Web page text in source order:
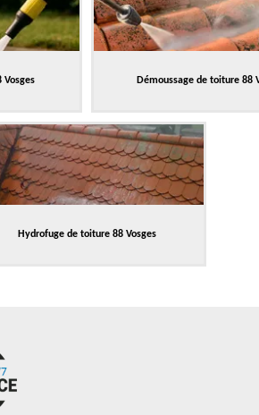
Vosges Démoussage de toiture 88
Hydrofuge de toiture 88 Vosges